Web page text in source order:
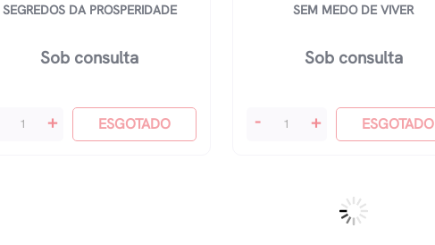
SEGREDOS DA PROSPERIDADE
Sob consulta
+ ESGOTADO
SEM MEDO DE VIVER
Sob consulta
Sem
- + ESGOTADO